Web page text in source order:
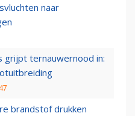
naar
grijpt ternauwernood in:
brandstof drukken